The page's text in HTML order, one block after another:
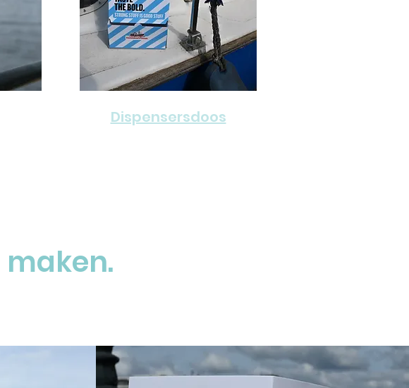
Dispensersdoos
maken.